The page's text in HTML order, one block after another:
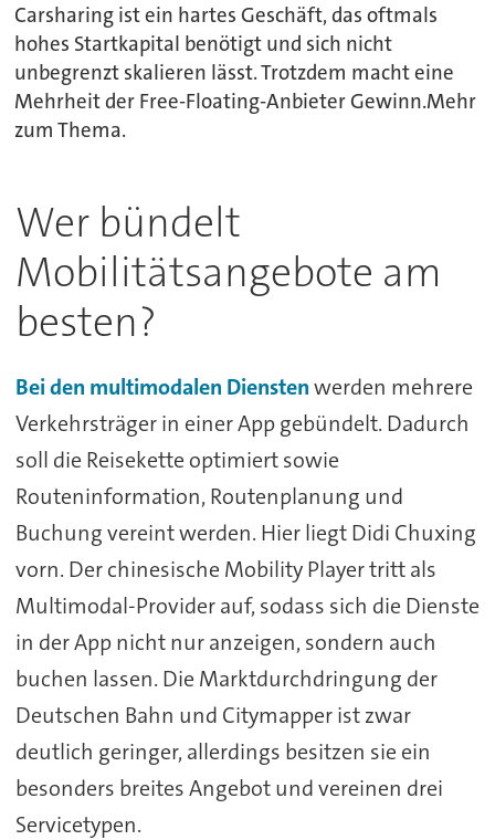
Carsharing ist ein hartes Geschäft, das oftmals
hohes Startkapital benötigt und sich nicht
unbegrenzt skalieren lässt. Trotzdem macht eine
Mehrheit der Free-Floating-Anbieter Gewinn.Mehr
zum Thema.
Wer bündelt
Mobilitätsangebote am
besten?
Bei den multimodalen Dienstenwerden mehrere
Verkehrsträger in einer App gebündelt. Dadurch
soll die Reisekette optimiert sowie
Routeninformation, Routenplanung und
Buchung vereint werden. Hier liegt Didi Chuxing
vorn. Der chinesische Mobility Player tritt als
Multimodal-Provider auf, sodass sich die Dienste
in der App nicht nur anzeigen, sondern auch
buchen lassen. Die Marktdurchdringung der
Deutschen Bahn und Citymapper ist zwar
deutlich geringer, allerdings besitzen sie ein
besonders breites Angebot und vereinen drei
Servicetypen.